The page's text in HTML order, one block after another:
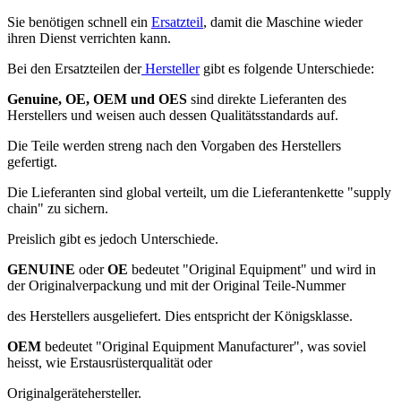
Sie benötigen schnell ein Ersatzteil, damit die Maschine wieder
ihren Dienst verrichten kann.
Bei den Ersatzteilen derHerstellergibt es folgende Unterschiede:
Genuine, OE, OEM und OES sind direkte Lieferanten des
Herstellers und weisen auch dessen Qualitätsstandards auf.
Die Teile werden streng nach den Vorgaben des Herstellers
gefertigt.
Die Lieferanten sind global verteilt, um die Lieferantenkette "supply
chain" zu sichern.
Preislich gibt es jedoch Unterschiede.
GENUINE oderOE bedeutet "Original Equipment" und wird in
der Originalverpackung und mit der Original Teile-Nummer
des Herstellers ausgeliefert. Dies entspricht der Königsklasse.
OEM bedeutet "Original Equipment Manufacturer", was soviel
heisst, wie Erstausrüsterqualität oder
Originalgerätehersteller.